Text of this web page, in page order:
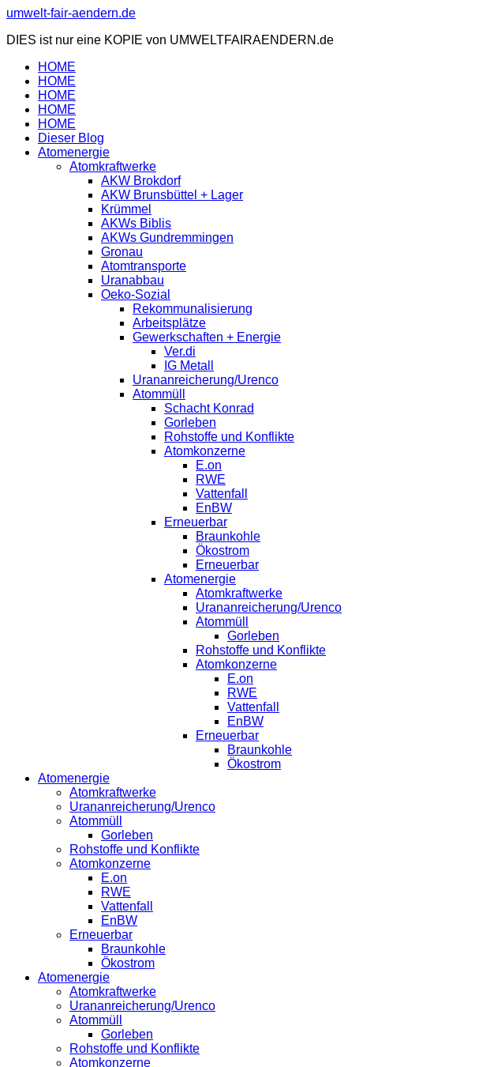
Zum
springen
umwelt-fair-aendern.de
DIES ist nur eine KOPIE von UMWELTFAIRAENDERN.de
HOME
HOME
HOME
HOME
HOME
Dieser Blog
Atomenergie
Atomkraftwerke
AKW Brokdorf
AKW Brunsbüttel + Lager
Krümmel
AKWs Biblis
AKWs Gundremmingen
Gronau
Atomtransporte
Uranabbau
Oeko-Sozial
Rekommunalisierung
Arbeitsplätze
Gewerkschaften + Energie
Ver.di
IG Metall
Urananreicherung/Urenco
Atommüll
Schacht Konrad
Gorleben
Rohstoffe und Konflikte
Atomkonzerne
E.on
RWE
Vattenfall
EnBW
Erneuerbar
Braunkohle
Ökostrom
Erneuerbar
Atomenergie
Atomkraftwerke
Urananreicherung/Urenco
Atommüll
Gorleben
Rohstoffe und Konflikte
Atomkonzerne
E.on
RWE
Vattenfall
EnBW
Erneuerbar
Braunkohle
Ökostrom
Atomenergie
Atomkraftwerke
Urananreicherung/Urenco
Atommüll
Gorleben
Rohstoffe und Konflikte
Atomkonzerne
E.on
RWE
Vattenfall
EnBW
Erneuerbar
Braunkohle
Ökostrom
Atomenergie
Atomkraftwerke
Urananreicherung/Urenco
Atommüll
Gorleben
Rohstoffe und Konflikte
Atomkonzerne